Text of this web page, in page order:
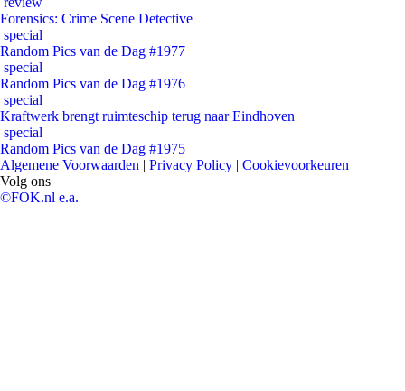
Forensics: Crime Scene Detective
special
Random Pics van de Dag #1977
special
Random Pics van de Dag #1976
special
Kraftwerk brengt ruimteschip terug naar Eindhoven
special
Random Pics van de Dag #1975
Algemene Voorwaarden | Privacy Policy | Cookievoorkeuren
Volg ons
©FOK.nl e.a.